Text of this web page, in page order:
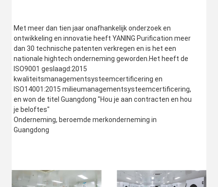
Met meer dan tien jaar onafhankelijk onderzoek en
ontwikkeling en innovatie heeft YANING Purification meer
dan 30 technische patenten verkregen en is het een
nationale hightech onderneming geworden.Het heeft de
ISO9001 geslaagd:2015
kwaliteitsmanagementsysteemcertificering en
ISO14001:2015 milieumanagementsysteemcertificering,
en won de titel Guangdong "Hou je aan contracten en hou
je beloftes"
Onderneming, beroemde merkonderneming in
Guangdong